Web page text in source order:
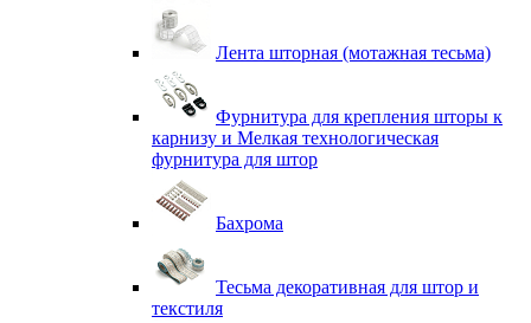
Лента шторная (мотажная тесьма)
Фурнитура для крепления шторы к
карнизу и Мелкая технологическая
фурнитура для штор
Бахрома
Тесьма декоративная для штор и
текстиля